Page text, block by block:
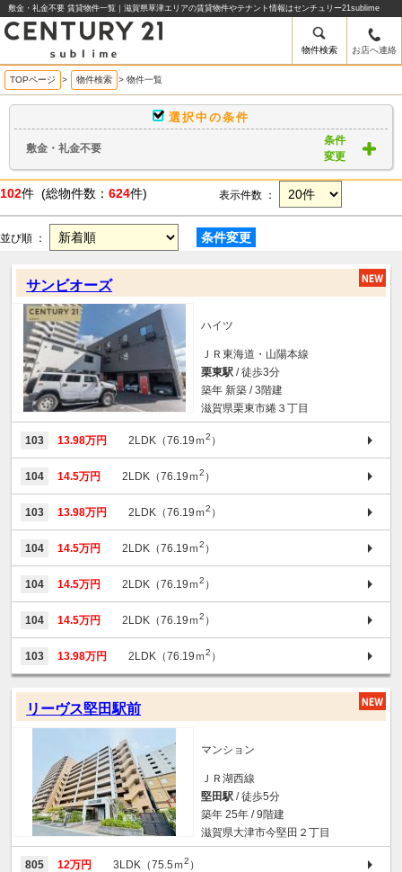
敷金・礼金不要 賃貸物件一覧｜滋賀県草津エリアの賃貸物件やテナント情報はセンチュリー21sublime
物件検索 お店へ連絡
TOPページ > 物件検索 > 物件一覧
選択中の条件
敷金・礼金不要
条件
変更
102件 (総物件数： 624件) 表示件数 ：
並び順 ： 条件変更
サンビオーズ
ハイツ
ＪＲ東海道・山陽本線
栗東駅 / 徒歩3分
築年 新築 / 3階建
滋賀県栗東市綣３丁目
103 13.98万円 2LDK（76.19ｍ2 ）
104 14.5万円 2LDK（76.19ｍ2 ）
103 13.98万円 2LDK（76.19ｍ2 ）
104 14.5万円 2LDK（76.19ｍ2 ）
104 14.5万円 2LDK（76.19ｍ2 ）
104 14.5万円 2LDK（76.19ｍ2 ）
103 13.98万円 2LDK（76.19ｍ2 ）
リーヴス堅田駅前
マンション
ＪＲ湖西線
堅田駅 / 徒歩5分
築年 25年 / 9階建
滋賀県大津市今堅田２丁目
805 12万円 3LDK（75.5ｍ2 ）